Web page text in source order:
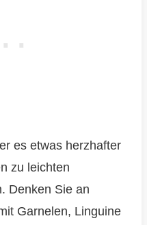
es etwas herzhafter
zu leichten
Denken Sie an
Garnelen, Linguine